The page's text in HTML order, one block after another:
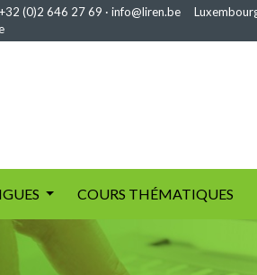
+32 (0)2 646 27 69 · info@liren.be
COURS THÉMATIQUES